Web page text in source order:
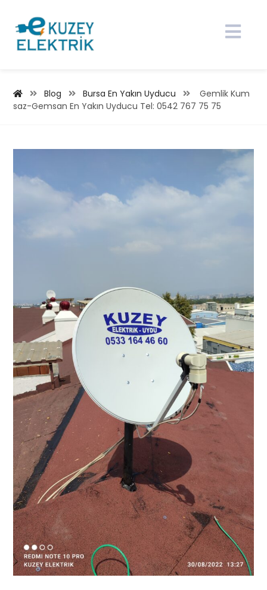
Blog Bursa En Yakın Uyducu
Gemlik Kum
saz-Gemsan En Yakın Uyducu Tel: 0542 767 75 75